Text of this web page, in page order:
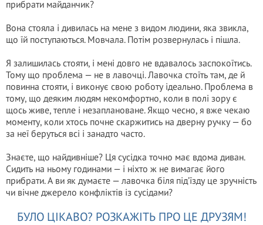
прибрати майданчик?
Вона стояла і дивилась на мене з видом людини, яка звикла,
що їй поступаються. Мовчала. Потім розвернулась і пішла.
Я залишилась стояти, і мені довго не вдавалось заспокоїтись.
Тому що проблема — не в лавочці. Лавочка стоїть там, де й
повинна стояти, і виконує свою роботу ідеально. Проблема в
тому, що деяким людям некомфортно, коли в полі зору є
щось живе, тепле і незаплановане. Якщо чесно, я вже чекаю
моменту, коли хтось почне скаржитись на дверну ручку — бо
за неї беруться всі і занадто часто.
Знаєте, що найдивніше? Ця сусідка точно має вдома диван.
Сидить на ньому годинами — і ніхто ж не вимагає його
прибрати. А ви як думаєте — лавочка біля під’їзду це зручність
чи вічне джерело конфліктів із сусідами?
БУЛО ЦІКАВО? РОЗКАЖІТЬ ПРО ЦЕ ДРУЗЯМ!